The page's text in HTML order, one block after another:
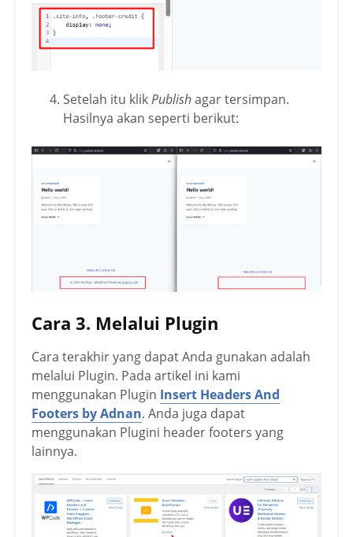
Setelah itu klikPublishagar tersimpan.
Hasilnya akan seperti berikut:
Cara 3. Melalui Plugin
Cara terakhir yang dapat Anda gunakan adalah
melalui Plugin. Pada artikel ini kami
menggunakan Plugin Insert Headers And
Footers by Adnan. Anda juga dapat
menggunakan Plugini header footers yang
lainnya.